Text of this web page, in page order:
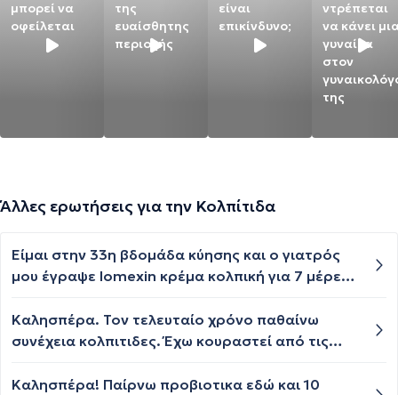
μπορεί να
οφείλεται
της
ευαίσθητης
περιοχής
είναι
επικίνδυνο;
ντρέπεται
να κάνει
γυναίκα
στον
της
Άλλες ερωτήσεις για την Κολπίτιδα
Είμαι στην 33η βδομάδα κύησης και ο γιατρός
μου έγραψε lomexin κρέμα κολπική για 7 μέρες
ασφαλής η κρέμα για το έμβρυο; Η χρήση του
σωληναρίου;;;
Καλησπέρα. Τον τελευταίο χρόνο παθαίνω
συνέχεια κολπιτιδες. Έχω κουραστεί από τις
απογοητευμένη. Το μικρόβιο που βρέθηκε
Καλησπέρα! Παίρνω προβιοτικα εδώ και 10